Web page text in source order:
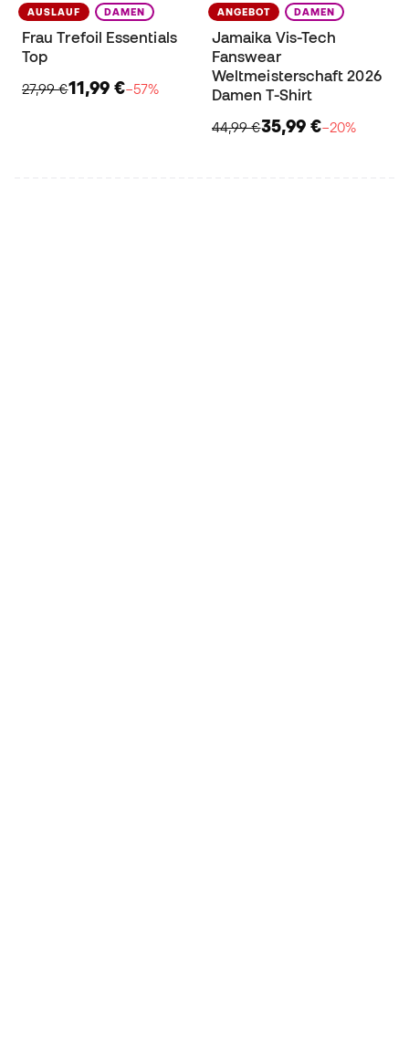
AUSLAUF DAMEN
Frau Trefoil Essentials
Top
27,99 €11,99 €−57%
ANGEBOT DAMEN
Jamaika Vis-Tech
Fanswear
Weltmeisterschaft 2026
Damen T-Shirt
44,99 €35,99 €−20%